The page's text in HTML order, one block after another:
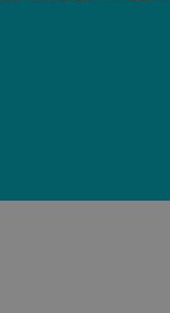
УНП 191700409
Минск, улица Толбухина, 2,